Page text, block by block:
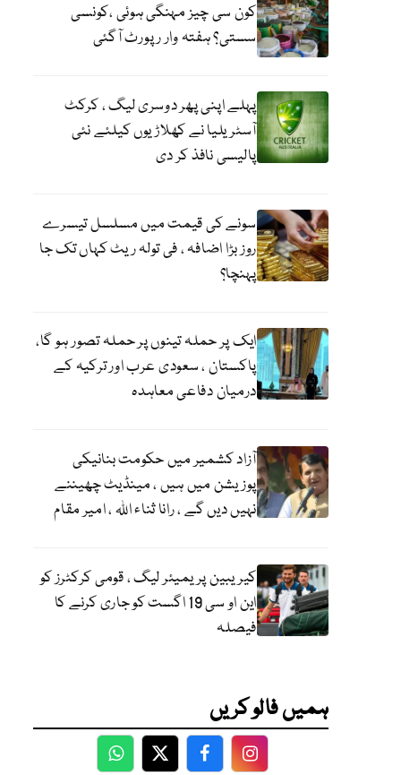
کون سی چیز مہنگی ہوئی ،کونسی
سستی؟ ہفتہ وار رپورٹ آگئی
پہلے اپنی پھر دوسری لیگ ، کرکٹ
آسٹریلیا نے کھلاڑیوں کیلئے نئی
پالیسی نافذ کر دی
سونے کی قیمت میں مسلسل تیسرے
روز بڑا اضافہ ، فی تولہ ریٹ کہاں تک جا
پہنچا؟
ایک پر حملہ تینوں پر حملہ تصور ہو گا،
پاکستان ، سعودی عرب اور ترکیہ کے
درمیان دفاعی معاہدہ
آزاد کشمیر میں حکومت بنانیکی
پوزیشن میں ہیں ، مینڈیٹ چھیننے
نہیں دیں گے ، رانا ثناء اللہ ، امیر مقام
کیریبین پریمیئر لیگ ، قومی کرکٹرز کو
این او سی 19 اگست کو جاری کرنے کا
فیصلہ
ہمیں فالو کریں
WhatsApp
TwitterFacebookFacebook